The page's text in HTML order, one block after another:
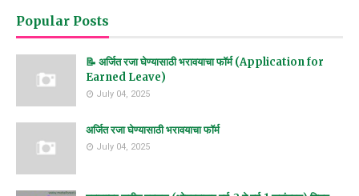
Popular Posts
📝 अर्जित रजा घेण्यासाठी भरावयाचा फॉर्म (Application for
Earned Leave)
July 04, 2025
अर्जित रजा घेण्यासाठी भरावयाचा फॉर्म
July 04, 2025